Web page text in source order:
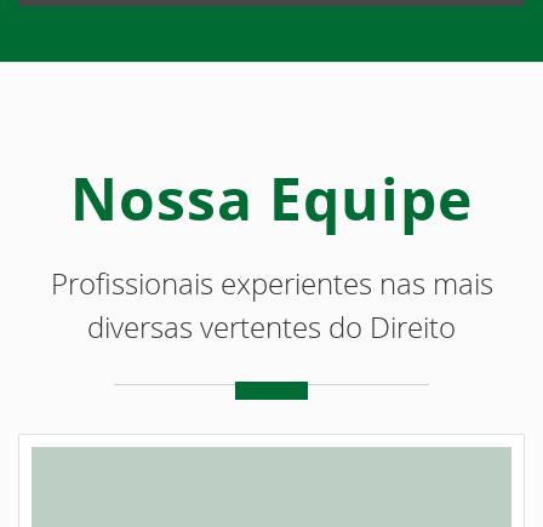
Nossa Equipe
Profissionais experientes nas mais
diversas vertentes do Direito